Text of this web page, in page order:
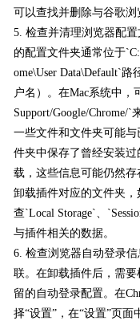
可以查找并删除与谷歌浏
5. 检查并清理浏览器配置
的配置文件夹通常位于
ome\User Data\Default`
户名）。在Mac系统中，
Support/Google/Chrome/
一些文件和文件夹可能与
件夹中保存了曾经安装
载，这些信息可能仍然
卸载插件对应的文件夹
查`Local Storage`、
与插件相关的数据。
6. 检查浏览器自动登录
联。在卸载插件后，需
留的自动登录配置。在
择“设置”，在“设置”页面